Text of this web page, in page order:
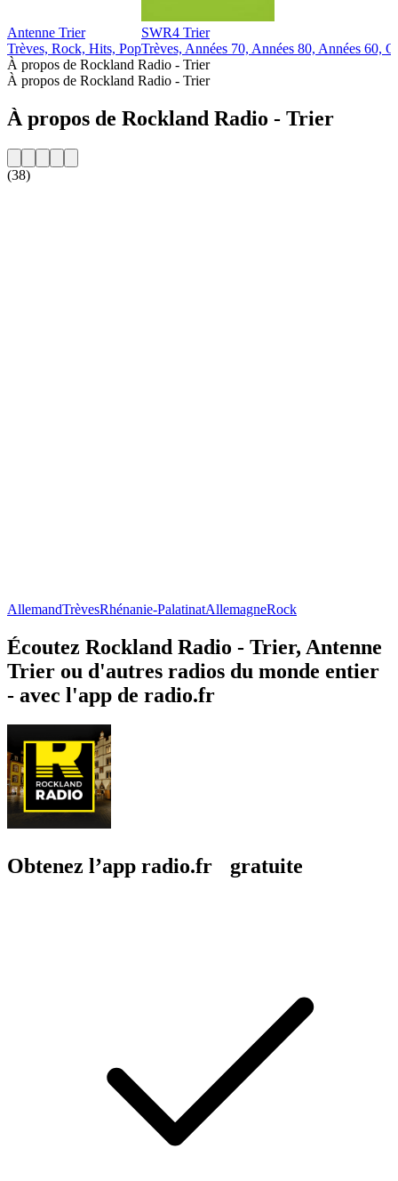
Antenne Trier
Trèves, Rock, Hits, Pop
SWR4 Trier
Trèves, Années 70, Années 80, Années 60,
À propos de Rockland Radio - Trier
À propos de Rockland Radio - Trier
À propos de Rockland Radio - Trier
(38)
AllemandTrèvesRhénanie-PalatinatAllemagneRock
Écoutez Rockland Radio - Trier, Antenne
Trier ou d'autres radios du monde entier
- avec l'app de radio.fr
Obtenez l’app radio.fr gratuite